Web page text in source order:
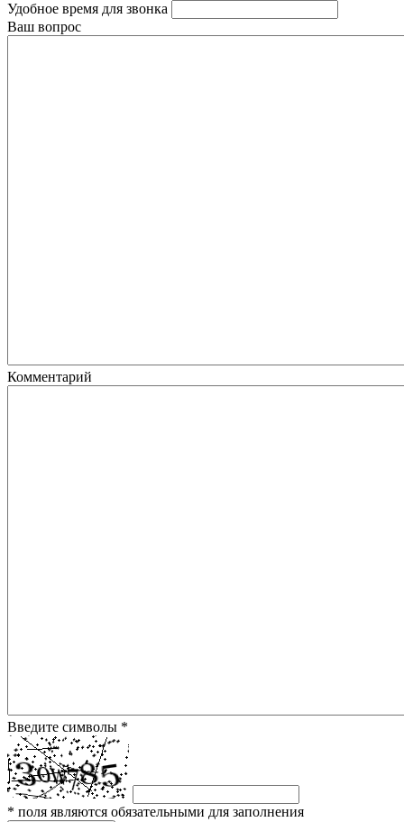
Удобное время для звонка
Ваш вопрос
Комментарий
Введите символы *
* поля являются обязательными для заполнения